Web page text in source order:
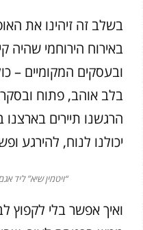
בשלב זה זיהינו את
באירוח הירוחמי שהיה
ובעסקים המקומיים –
בלב אוהב, פתוח
הרגשנו תיירים
יכולנו לנוח, להירגע
“ויטמין שיא” ליד
ואיך אפשר בלי לקפוץ